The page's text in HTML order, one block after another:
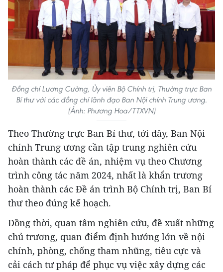
Đồng chí Lương Cường, Ủy viên Bộ Chính trị, Thường trực Ban
Bí thư với các đồng chí lãnh đạo Ban Nội chính Trung ương.
(Ảnh: Phương Hoa/TTXVN)
Theo Thường trực Ban Bí thư, tới đây, Ban Nội
chính Trung ương cần tập trung nghiên cứu
hoàn thành các đề án, nhiệm vụ theo Chương
trình công tác năm 2024, nhất là khẩn trương
hoàn thành các Đề án trình Bộ Chính trị, Ban Bí
thư theo đúng kế hoạch.
Đồng thời, quan tâm nghiên cứu, đề xuất những
chủ trương, quan điểm định hướng lớn về nội
chính, phòng, chống tham nhũng, tiêu cực và
cải cách tư pháp để phục vụ việc xây dựng các